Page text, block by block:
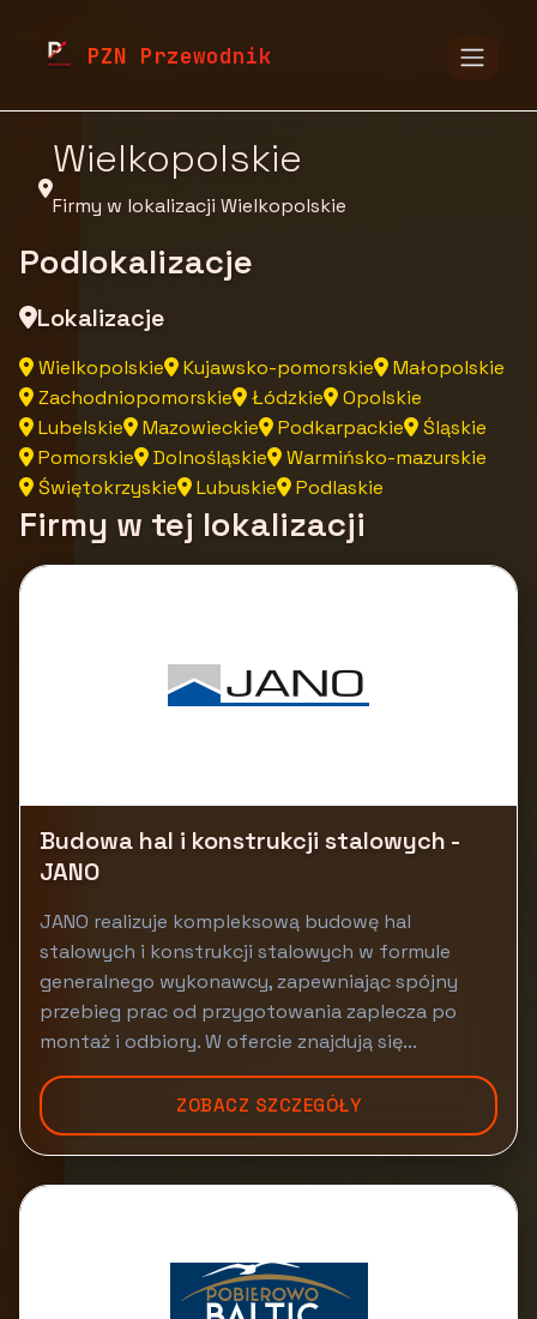
PZN Przewodnik
Wielkopolskie
Firmy w lokalizacji Wielkopolskie
Podlokalizacje
Lokalizacje
Wielkopolskie Kujawsko-pomorskie
Małopolskie
Zachodniopomorskie
Łódzkie
Opolskie
Lubelskie
Mazowieckie Podkarpackie
Śląskie
Pomorskie
Dolnośląskie
Warmińsko-mazurskie
Świętokrzyskie
Lubuskie Podlaskie
Firmy w tej lokalizacji
Budowa hal i konstrukcji stalowych -
JANO
JANO realizuje kompleksową budowę hal
stalowych i konstrukcji stalowych w formule
generalnego wykonawcy, zapewniając spójny
przebieg prac od przygotowania zaplecza po
montaż i odbiory. W ofercie znajdują się...
ZOBACZ SZCZEGÓŁY